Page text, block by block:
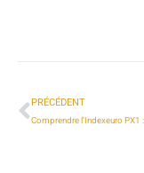
PRÉCÉDENT